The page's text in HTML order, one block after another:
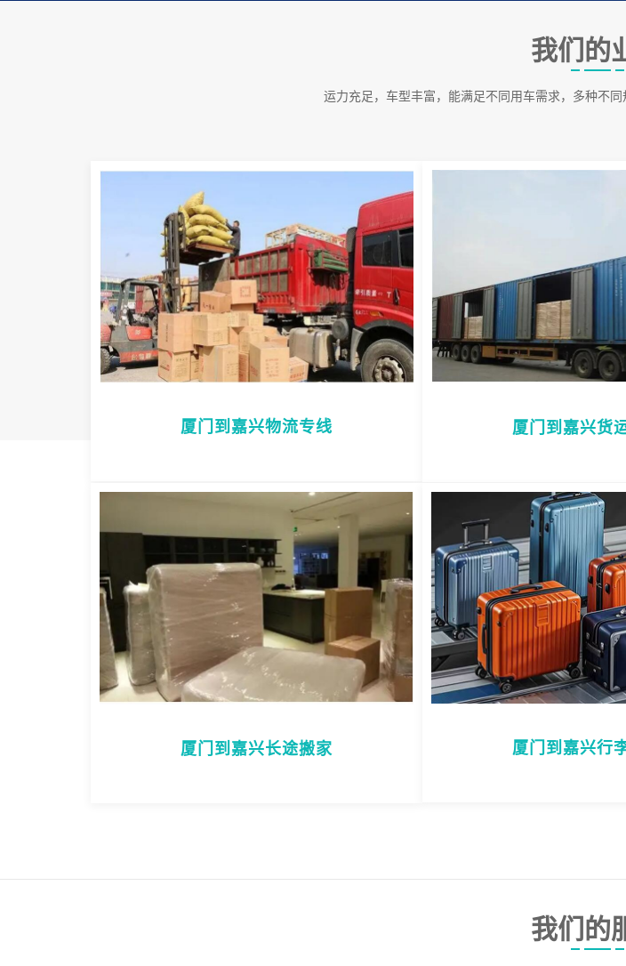
我们的
运力充足，车型丰富，能满足不同用车需求，多种不
厦门到嘉兴物流专线 厦门到嘉兴货
厦门到嘉兴长途搬家 厦门到嘉兴行
我们的